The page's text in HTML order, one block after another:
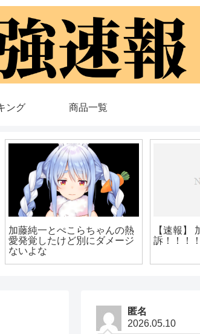
ング 商品一覧
加藤純一とぺこらちゃんの熱
愛発覚したけど別にダメージ
ないよな
【速報】
訴！！！！
匿名
2026.05.10